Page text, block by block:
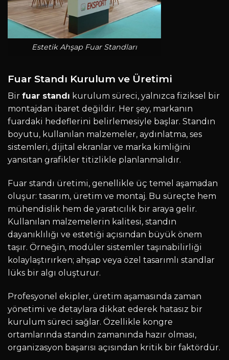
Estetik Ahşap Fuar Standları
Fuar Standı Kurulum ve Üretimi
Bir fuar standı kurulum süreci, yalnızca fiziksel bir
montajdan ibaret değildir. Her şey, markanın
fuardaki hedeflerini belirlemesiyle başlar. Standın
boyutu, kullanılan malzemeler, aydınlatma, ses
sistemleri, dijital ekranlar ve marka kimliğini
yansıtan grafikler titizlikle planlanmalıdır.
Fuar standı üretimi, genellikle üç temel aşamadan
oluşur: tasarım, üretim ve montaj. Bu süreçte hem
mühendislik hem de yaratıcılık bir araya gelir.
Kullanılan malzemelerin kalitesi, standın
dayanıklılığı ve estetiği açısından büyük önem
taşır. Örneğin, modüler sistemler taşınabilirliği
kolaylaştırırken; ahşap veya özel tasarımlı standlar
lüks bir algı oluşturur.
Profesyonel ekipler, üretim aşamasında zaman
yönetimi ve detaylara dikkat ederek hatasız bir
kurulum süreci sağlar. Özellikle kongre
ortamlarında standın zamanında hazır olması,
organizasyon başarısı açısından kritik bir faktördür.